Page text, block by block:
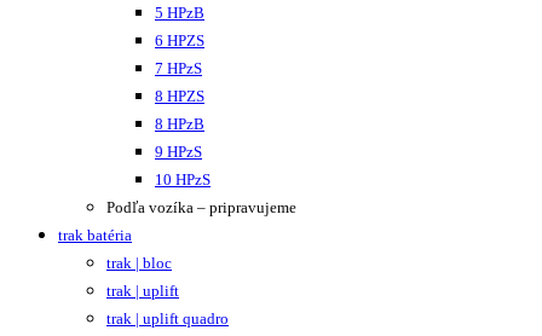
5 HPzB
6 HPZS
7 HPzS
8 HPZS
8 HPzB
9 HPzS
10 HPzS
Podľa vozíka – pripravujeme
trak batéria
trak | bloc
trak | uplift
trak | uplift quadro